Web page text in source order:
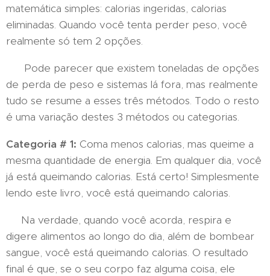
matemática simples: calorias ingeridas, calorias
eliminadas. Quando você tenta perder peso, você
realmente só tem 2 opções.
Pode parecer que existem toneladas de opções
de perda de peso e sistemas lá fora, mas realmente
tudo se resume a esses três métodos. Todo o resto
é uma variação destes 3 métodos ou categorias.
Categoria # 1: Coma menos calorias, mas queime a
mesma quantidade de energia. Em qualquer dia, você
já está queimando calorias. Está certo! Simplesmente
lendo este livro, você está queimando calorias.
Na verdade, quando você acorda, respira e
digere alimentos ao longo do dia, além de bombear
sangue, você está queimando calorias. O resultado
final é que, se o seu corpo faz alguma coisa, ele